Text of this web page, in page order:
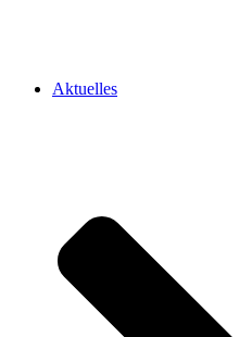
Aktuelles